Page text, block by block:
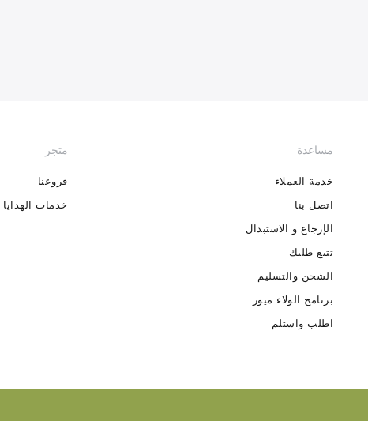
مساعدة
خدمة العملاء
اتصل بنا
الإرجاع و الاستبدال
تتبع طلبك
الشحن والتسليم
برنامج الولاء ميوز
اطلب واستلم
متجر
فروعنا
خدمات الهدايا